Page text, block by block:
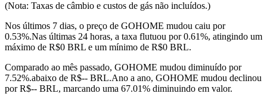
Futuros usando USDC como garantia
(Nota: Taxas de câmbio e custos de gás não incluídos.)
Nos últimos 7 dias, o preço de GOHOME mudou caiu por
0.53%.Nas últimas 24 horas, a taxa flutuou por 0.61%, atingindo um
máximo de R$0 BRL e um mínimo de R$0 BRL.
Comparado ao mês passado, GOHOME mudou diminuído por
7.52%.abaixo de R$-- BRL.Ano a ano, GOHOME mudou declinou
por R$-- BRL, marcando uma 67.01% diminuindo em valor.